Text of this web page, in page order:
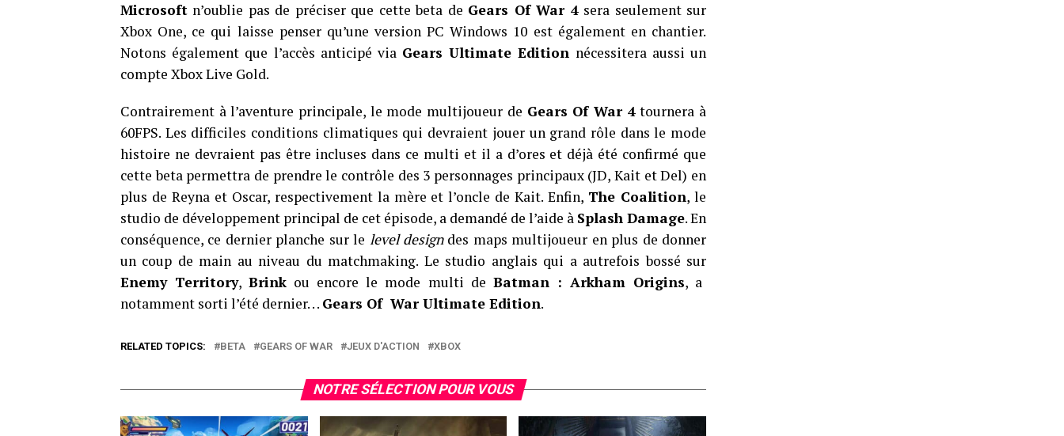
Microsoft n’oublie pas de préciser que cette beta de Gears Of War 4sera seulement sur
Xbox One, ce qui laisse penser qu’une version PC Windows 10 est également en chantier.
Notons également que l’accès anticipé via Gears Ultimate Edition nécessitera aussi un
compte Xbox Live Gold.
Contrairement à l’aventure principale, le mode multijoueur de Gears Of War 4tournera à
60FPS. Les difficiles conditions climatiques qui devraient jouer un grand rôle dans le mode
histoire ne devraient pas être incluses dans ce multi et il a d’ores et déjà été confirmé que
cette beta permettra de prendre le contrôle des 3 personnages principaux (JD, Kait et Del) en
plus de Reyna et Oscar, respectivement la mère et l’oncle de Kait. Enfin, The Coalition, le
studio de développement principal de cet épisode, a demandé de l’aide à Splash Damage. En
conséquence, ce dernier planche sur le level designdes maps multijoueur en plus de donner
un coup de main au niveau du matchmaking. Le studio anglais qui a autrefois bossé sur
Enemy Territory,Brink ou encore le mode multi de Batman : Arkham Origins, a
notamment sorti l’été dernier. . . Gears Of War Ultimate Edition.
RELATED TOPICS: BETA GEARS OF WAR JEUX D'ACTION XBOX
NOTRE SÉLECTION POUR VOUS